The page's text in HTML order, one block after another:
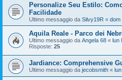
Personalize Seu Estilo:
Facilidade
Ultimo messaggio da Silvy19R « dom
Aquila Reale - Parco dei
Ultimo messaggio da Angela 68 « lun
Risposte: 25
Jardiance: Comprehensive
Ultimo messaggio da jecobsmith «